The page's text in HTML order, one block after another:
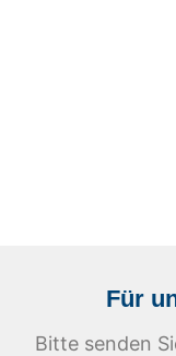
Für
Bitte senden